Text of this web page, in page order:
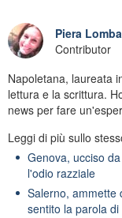
Piera
Contributor
Napoletana, laureata
lettura e la scrittura.
news per fare
Leggi di più sullo
Genova, ucciso
l'odio razziale
Salerno, ammette
sentito la parola di